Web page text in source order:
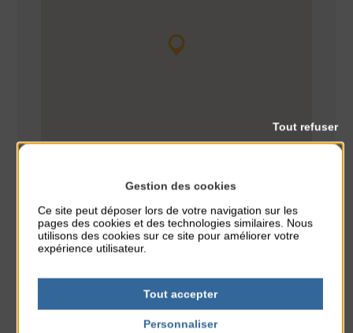
CLASSÉ DANS :
Gestion des cookies
Ce site peut déposer lors de votre navigation sur les
pages des cookies et des technologies similaires. Nous
utilisons des cookies sur ce site pour améliorer votre
expérience utilisateur.
Tout accepter
Tout refuser
Personnaliser